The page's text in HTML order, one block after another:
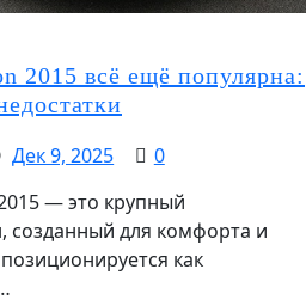
2015 всё ещё популярна:
Дек 9, 2025
0
— это крупный
созданный для комфорта и
как